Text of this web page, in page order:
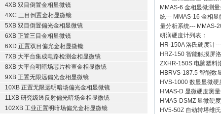
4XB 双目倒置金相显微镜
4XC 三目倒置金相显微镜
5XB 双目倒置偏光金相显微镜
6XB 正置三目金相显微镜
6XD 正置双目偏光金相显微镜
7XB 大平台集成电路检测金相显微镜
8XB 大平台明暗场芯片检查金相显微镜
9XB 正置无限远偏光金相显微镜
10XB 正置无限远明暗场偏光金相显微镜
11XB 研究级透反射偏光暗场金相显微镜
102XB 工业正置明暗场偏光金相显微镜
MMAS-6 金相显微测
统--- MMAS-16 金相显
量分析系统--- MMAS-
研润硬度计列表：
HR-150A 洛氏硬度计
HRZ-150 智能触摸屏
ZXHR-150S 电脑塑料
HBRVS-187.5 智能数
HVS-1000 数显显微硬
HMAS-D 显微硬度测
HMAS-DSMZ 显微硬
HV5-50Z 自动转塔维